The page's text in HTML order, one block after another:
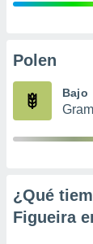
e
publicidad
Polen
Bajo
¿Qué
Figueira